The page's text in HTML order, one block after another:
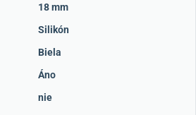
18 mm
Silikón
Biela
Áno
nie